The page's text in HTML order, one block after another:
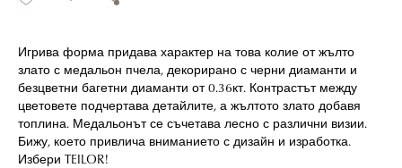
Игрива форма придава характер на това колие от жълто
злато с медальон пчела, декорирано с черни диаманти и
безцветни багетни диаманти от 0.36кт. Контрастът между
цветовете подчертава детайлите, а жълтото злато добавя
топлина. Медальонът се съчетава лесно с различни визии.
Бижу, което привлича вниманието с дизайн и изработка.
Избери TEILOR!